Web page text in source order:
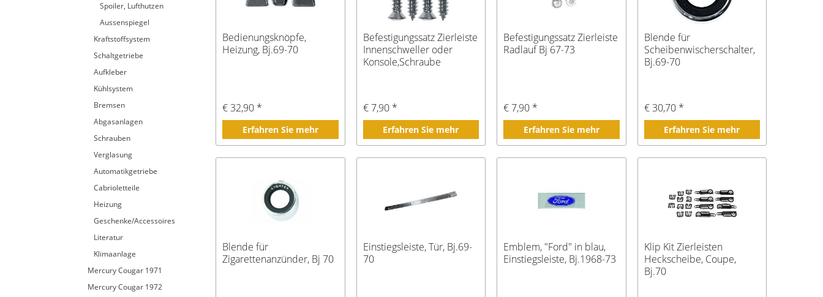
Spoiler, Lufthutzen
Aussenspiegel
Kraftstoffsystem
Schaltgetriebe
Aufkleber
Kühlsystem
Bremsen
Abgasanlagen
Schrauben
Verglasung
Automatikgetriebe
Cabrioletteile
Heizung
Geschenke/Accessoires
Literatur
Klimaanlage
Mercury Cougar 1971
Mercury Cougar 1972
Bedienungsknöpfe,
Heizung, Bj.69-70
€ 32,90 *
Erfahren Sie mehr
Befestigungssatz Zierleiste
Innenschweller oder
Konsole,Schraube
€ 7,90 *
Erfahren Sie mehr
Befestigungssatz Zierleiste
Radlauf Bj 67-73
€ 7,90 *
Erfahren Sie mehr
Blende für
Scheibenwischerschalter,
Bj.69-70
€ 30,70 *
Erfahren Sie mehr
Blende für
Zigarettenanzünder, Bj 70
Einstiegsleiste, Tür, Bj.69-
70
Emblem, "Ford" in blau,
Einstiegsleiste, Bj.1968-73
Klip Kit Zierleisten
Heckscheibe, Coupe,
Bj.70